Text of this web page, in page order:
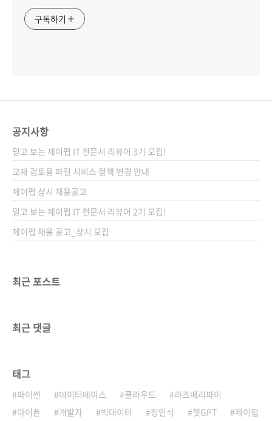
구독하기
공지사항
믿고 보는 제이펍 IT 전문서 리뷰어 3기 모집!
교재 검토용 파일 서비스 정책 변경 안내
제이펍 상시 채용공고
믿고 보는 제이펍 IT 전문서 리뷰어 2기 모집!
제이펍 채용 공고_상시 모집
최근 포스트
최근 댓글
태그
파이썬 데이터베이스 클라우드
라즈베리파이
아이폰
개발자 빅데이터 정인식 챗GPT 제이펍